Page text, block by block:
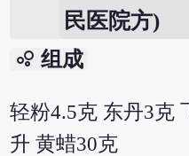
民医院方)
bubble_chart 组成
轻粉4.5克 东丹3克
升 黄蜡30克